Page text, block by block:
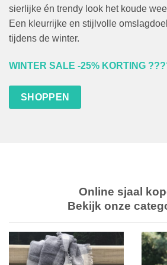
sierlijke én trendy look het koude
Een kleurrijke en stijlvolle
tijdens de winter.
WINTER SALE -25% KORTING
SHOPPEN
Online sjaal
Bekijk onze